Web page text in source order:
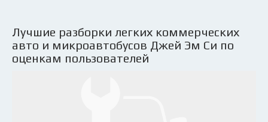
Лучшие разборки легких коммерческих
авто и микроавтобусов Джей Эм Си по
оценкам пользователей